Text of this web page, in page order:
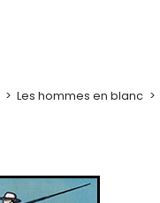
> Les hommes en blanc >